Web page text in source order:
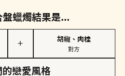
盤蠟燭結果是...
＋
胡椒、肉桂
對方
的戀愛風格